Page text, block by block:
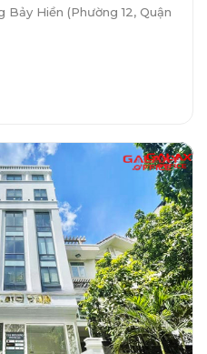
Bảy Hiền (Phường 12, Quận